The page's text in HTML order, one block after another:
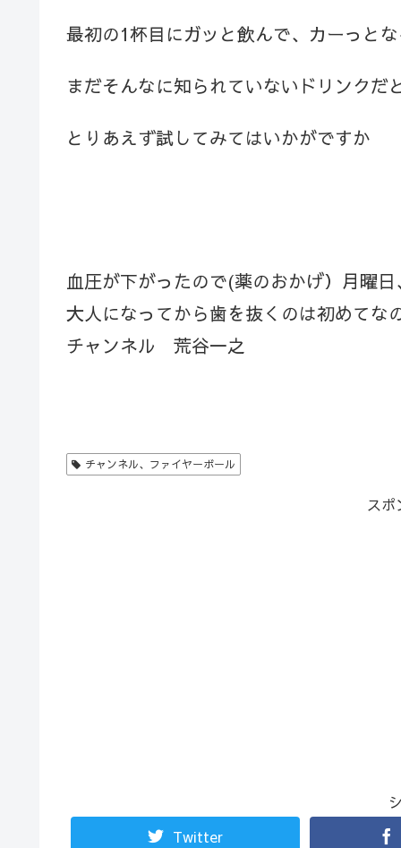
最初の1杯目にガッと飲んで、カーっと
まだそんなに知られていないドリンクだ
とりあえず試してみてはいかがですか
血圧が下がったので(薬のおかげ）月曜
大人になってから歯を抜くのは初めてな
チャンネル 荒谷一之
チャンネル、ファイヤーボール
スポ
Twitter